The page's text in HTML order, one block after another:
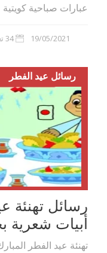
عبارات صباحية
19/05/2021 34 تعليق
رسائل عيد الفطر
رسائل تهنئة
أبيات شعرية
تهنئة عيد الفطر